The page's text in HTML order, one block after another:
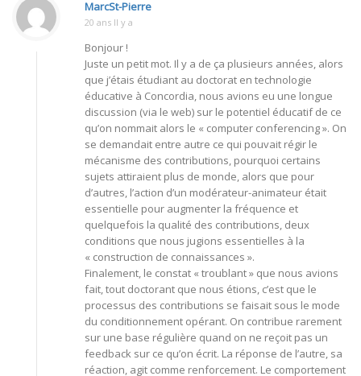
MarcSt-Pierre
20 ans Il y a
Bonjour !
Juste un petit mot. Il y a de ça plusieurs années, alors
que j’étais étudiant au doctorat en technologie
éducative à Concordia, nous avions eu une longue
discussion (via le web) sur le potentiel éducatif de ce
qu’on nommait alors le « computer conferencing ». On
se demandait entre autre ce qui pouvait régir le
mécanisme des contributions, pourquoi certains
sujets attiraient plus de monde, alors que pour
d’autres, l’action d’un modérateur-animateur était
essentielle pour augmenter la fréquence et
quelquefois la qualité des contributions, deux
conditions que nous jugions essentielles à la
« construction de connaissances ».
Finalement, le constat « troublant » que nous avions
fait, tout doctorant que nous étions, c’est que le
processus des contributions se faisait sous le mode
du conditionnement opérant. On contribue rarement
sur une base régulière quand on ne reçoit pas un
feedback sur ce qu’on écrit. La réponse de l’autre, sa
réaction, agit comme renforcement. Le comportement